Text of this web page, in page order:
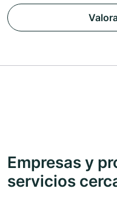
Empresas y
servicios